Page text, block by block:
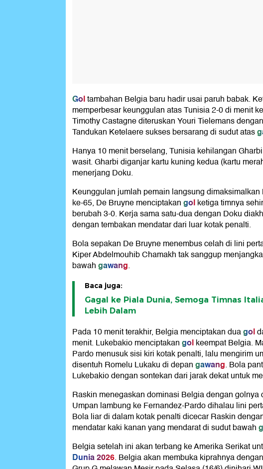
Goltambahan Belgia baru hadir usai paruh babak.
memperbesar keunggulan atas Tunisia 2-0 di menit
Timothy Castagne diteruskan Youri Tielemans
Tandukan Ketelaere sukses bersarang di sudut atas
Hanya 10 menit berselang, Tunisia kehilangan
wasit. Gharbi diganjar kartu kuning kedua (kartu
menerjang Doku.
Keunggulan jumlah pemain langsung
ke-65, De Bruyne menciptakangolketiga timnya
berubah 3-0. Kerja sama satu-dua dengan Doku
dengan tembakan mendatar dari luar kotak penalti.
Bola sepakan De Bruyne menembus celah di lini
Kiper Abdelmouhib Chamakh tak sanggup
bawahgawang.
Baca juga:
Gagal ke Piala Dunia, Semoga Timnas
Lebih Dalam
Pada 10 menit terakhir, Belgia menciptakan duagol
menit. Lukebakio menciptakangolkeempat Belgia.
Pardo menusuk sisi kiri kotak penalti, lalu mengirim
disentuh Romelu Lukaku di depangawang. Bola
Lukebakio dengan sontekan dari jarak dekat untuk
Raskin menegaskan dominasi Belgia dengan golnya
Umpan lambung ke Fernandez-Pardo dihalau lini
Bola liar di dalam kotak penalti dicecar Raskin
mendatar kaki kanan yang mendarat di sudut bawah
Belgia setelah ini akan terbang ke Amerika Serikat
Dunia 2026. Belgia akan membuka kiprahnya